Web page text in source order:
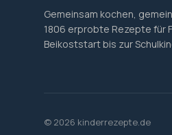
Gemeinsam kochen,
1806 erprobte Rezepte für
Beikoststart bis zur
© 2026 kinderrezepte.de